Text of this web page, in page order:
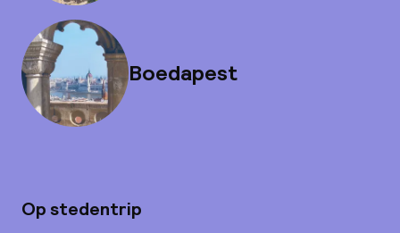
Boedapest
Op stedentrip